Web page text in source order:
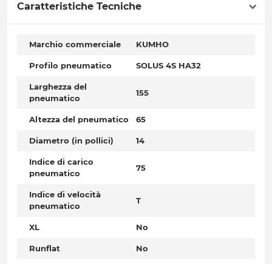
Caratteristiche Tecniche
Marchio commerciale KUMHO
Profilo pneumatico SOLUS 4S HA32
Larghezza del
pneumatico
155
Altezza del pneumatico 65
Diametro (in pollici) 14
Indice di carico
pneumatico
75
Indice di velocità
pneumatico
T
XL No
Runflat No